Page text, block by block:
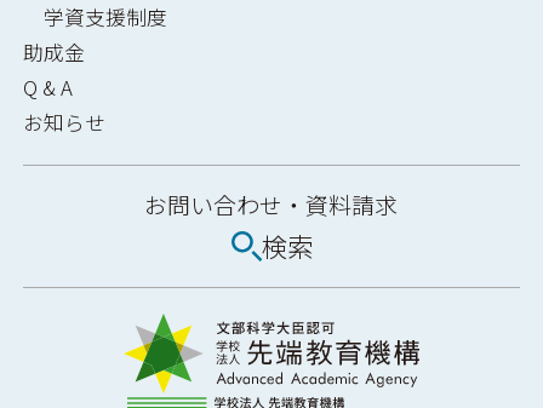
学資支援制度
助成金
Q & A
お知らせ
お問い合わせ・資料請求
検索